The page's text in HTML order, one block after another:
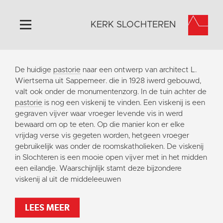
Home
Algemeen
Historie
Omgeving
Activiteiten
Steun ons
Contact
Vaktaal
KERK SLOCHTEREN
De huidige pastorie naar een ontwerp van architect L.
Wiertsema uit Sappemeer. die in 1928 iwerd gebouwd,
valt ook onder de monumentenzorg. In de tuin achter de
pastorie is nog een viskenij te vinden. Een viskenij is een
gegraven vijver waar vroeger levende vis in werd
bewaard om op te eten. Op die manier kon er elke
vrijdag verse vis gegeten worden, hetgeen vroeger
gebruikelijk was onder de roomskatholieken. De viskenij
in Slochteren is een mooie open vijver met in het midden
een eilandje. Waarschijnlijk stamt deze bijzondere
viskenij al uit de middeleeuwen
LEES MEER